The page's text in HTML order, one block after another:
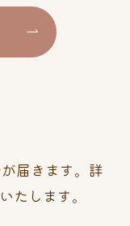
届きます。詳
たします。